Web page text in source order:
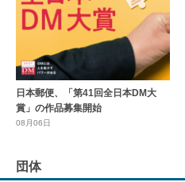
日本郵便、「第41回全日本DM大
賞」の作品募集開始
08月06日
団体